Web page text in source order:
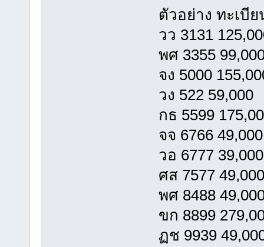
ตัวอย่าง ทะเบี
วว 3131
พศ 3355
จง 5000
วง 522 59,000
กธ 5599
จจ 6766 49,000
วอ 6777 39,000
ศส 7577 49,000
พศ 8488
ขก 8899
ฏช 9939